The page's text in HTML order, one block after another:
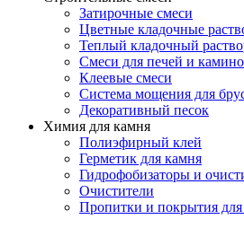
Затирочные смеси
Цветные кладочные
Теплый кладочный
Смеси для печей и
Клеевые смеси
Система мощения для
Декоративный песок
Химия для камня
Полиэфирный клей
Герметик для камня
Гидрофобизаторы и
Очистители
Пропитки и покрытия